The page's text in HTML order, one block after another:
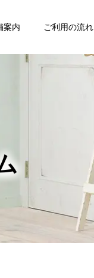
証明写真
案内 ご利用の流れ